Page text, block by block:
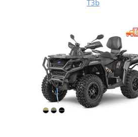
T3b